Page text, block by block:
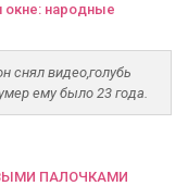
окне: народные
снял видео,голубь
ему было 23 года.
ПАЛОЧКАМИ